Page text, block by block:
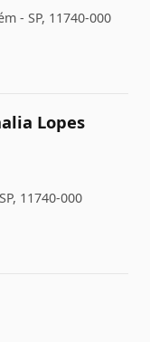
- SP, 11740-000
Lopes
11740-000